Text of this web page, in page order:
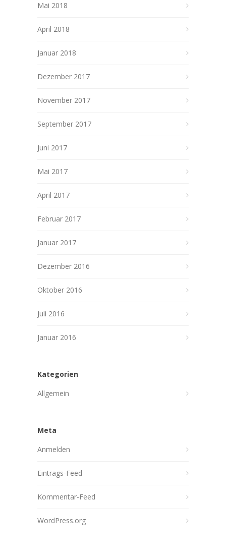
Mai 2018
April 2018
Januar 2018
Dezember 2017
November 2017
September 2017
Juni 2017
Mai 2017
April 2017
Februar 2017
Januar 2017
Dezember 2016
Oktober 2016
Juli 2016
Januar 2016
Kategorien
Allgemein
Meta
Anmelden
Eintrags-Feed
Kommentar-Feed
WordPress.org